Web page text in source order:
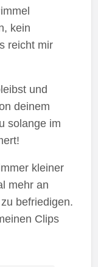
kein
reicht mir
und
deinem
solange im
kleiner
mehr an
befriedigen.
Clips